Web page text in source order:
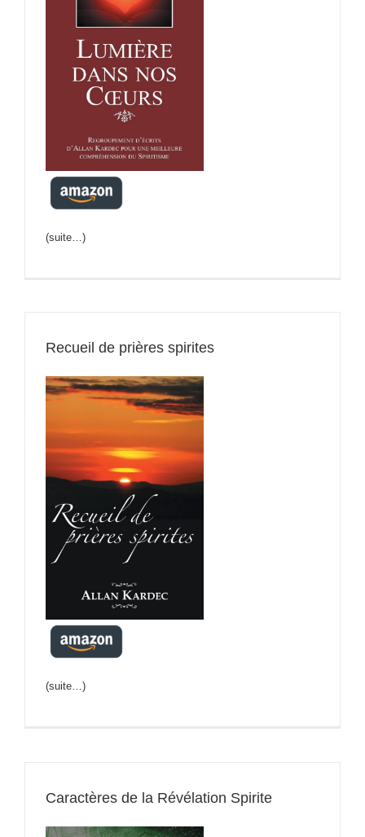
(suite…)
Recueil de prières spirites
(suite…)
Caractères de la Révélation Spirite